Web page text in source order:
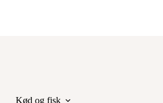
Kød og fisk